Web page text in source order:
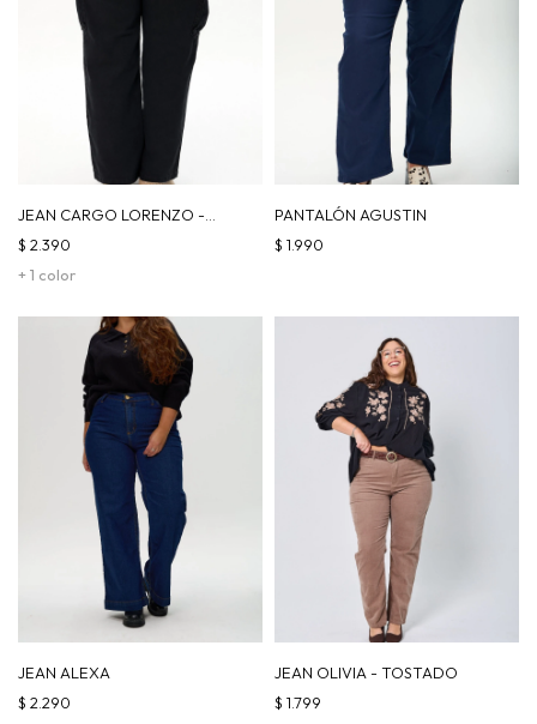
JEAN CARGO LORENZO -
NEGRO
+ 1 color
$ 2.390
PANTALÓN AGUSTIN
$ 1.990
JEAN ALEXA
$ 2.290
JEAN OLIVIA - TOSTADO
$ 1.799